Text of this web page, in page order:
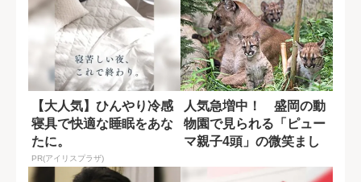
【大人気】ひんやり冷感
寝具で快適な睡眠をあな
たに。
PR(アイリスプラザ)
人気急増中！ 盛岡の動
物園で見られる「ピュー
マ親子4頭」の微笑まし